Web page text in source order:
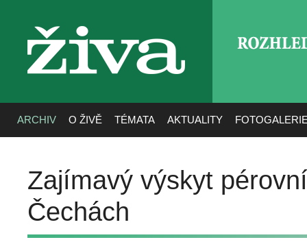
živa
ARCHIV O ŽIVĚ TÉMATA AKTUALITY
Zajímavý výskyt
Čechách